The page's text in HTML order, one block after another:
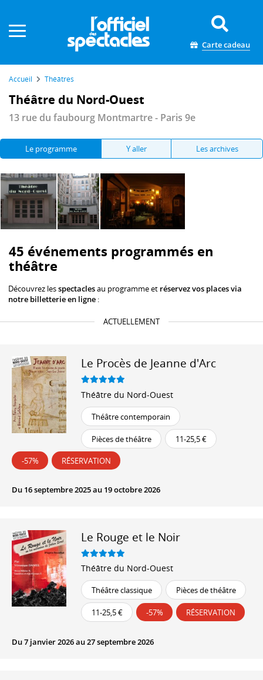
Carte cadeau
Accueil Théâtres
Théâtre du Nord-Ouest
13 rue du faubourg Montmartre - Paris 9e
Le programme Y aller Les archives
45 événements programmés en
théâtre
Découvrez lesspectaclesau programme et réservez vos places via
notre billetterie en ligne :
ACTUELLEMENT
Le Procès de Jeanne d'Arc
Théâtre du Nord-Ouest
Théâtre contemporain
Pièces de théâtre 11-25,5 €
-57% RÉSERVATION
Du 16 septembre 2025 au 19 octobre 2026
Le Rouge et le Noir
Théâtre du Nord-Ouest
Théâtre classique Pièces de théâtre
11-25,5 € -57% RÉSERVATION
Du 7 janvier 2026 au 27 septembre 2026